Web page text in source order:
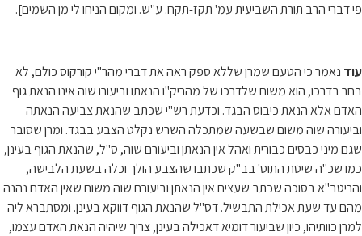
פי דברי הרב תורת השביעית עמ' תקז-תקח. ע"ש. ומקום הניחו לי מן השמים].
עוד נאמר כי הטעם שמרן שללא ספק ראה את דברי מהר"י קורקוס כולם, לא
בחר בדרכו, הוא משום שלדרכו של מהריק"ו הנאתו וביעורו שוה אינו הנאת גוף
האדם אלא הנאת כיבוס הבגד. וכדעת רש"י שכתב שהנאת צביעה הנאתה
וביעורה שוה משום שבשעה שמתכלה השרש נקלט הצבע בבגד. ומרן שסובר
שגם מיני כבסים כבורית ואהל אין הנאתן וביעורם שוה, ס"ל, שהנאת הגוף בעינן,
כמו שכ"ה שיטת התוס' בב"ק שכתבו שהצבע הולך וכלה בשעת הלבישה,
והריטב"א בסוכה שכתב שעצים אין הנאתן וביעורם שוה משום שאין האדם נהנה
מהם עד שעת אכילת התבשיל. דס"ל שהנאת הגוף דווקא בעינן. ומסתברא ליה
למרן כוותיהו, כיון שביעור דומיא דאכילה בעינן, צריך שיהיה הנאת האדם עצמו,